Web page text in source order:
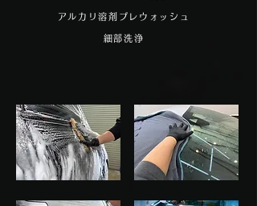
アルカリ溶剤プレウォッシュ
​細部洗浄